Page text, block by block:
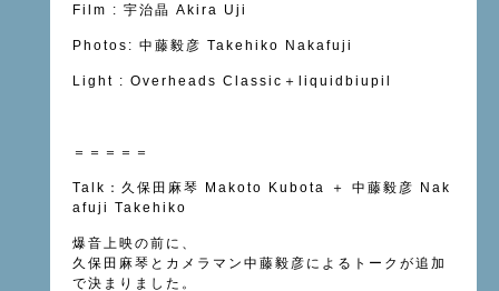
Film : 宇治晶 Akira Uji
Photos: 中藤毅彦 Takehiko Nakafuji
Light : Overheads Classic ＋ liquidbiupil
＝＝＝＝＝
Talk：久保田麻琴 Makoto Kubota ＋ 中藤毅彦 Nak
afuji Takehiko
爆音上映の前に、
久保田麻琴とカメラマン中藤毅彦によるトークが追加
で決まりました。